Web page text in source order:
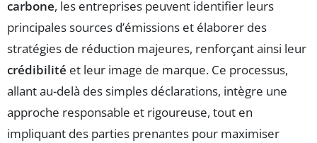
carbone, les entreprises peuvent identifier leurs
principales sources d’émissions et élaborer des
stratégies de réduction majeures, renforçant ainsi leur
crédibilité et leur image de marque. Ce processus,
allant au-delà des simples déclarations, intègre une
approche responsable et rigoureuse, tout en
impliquant des parties prenantes pour maximiser